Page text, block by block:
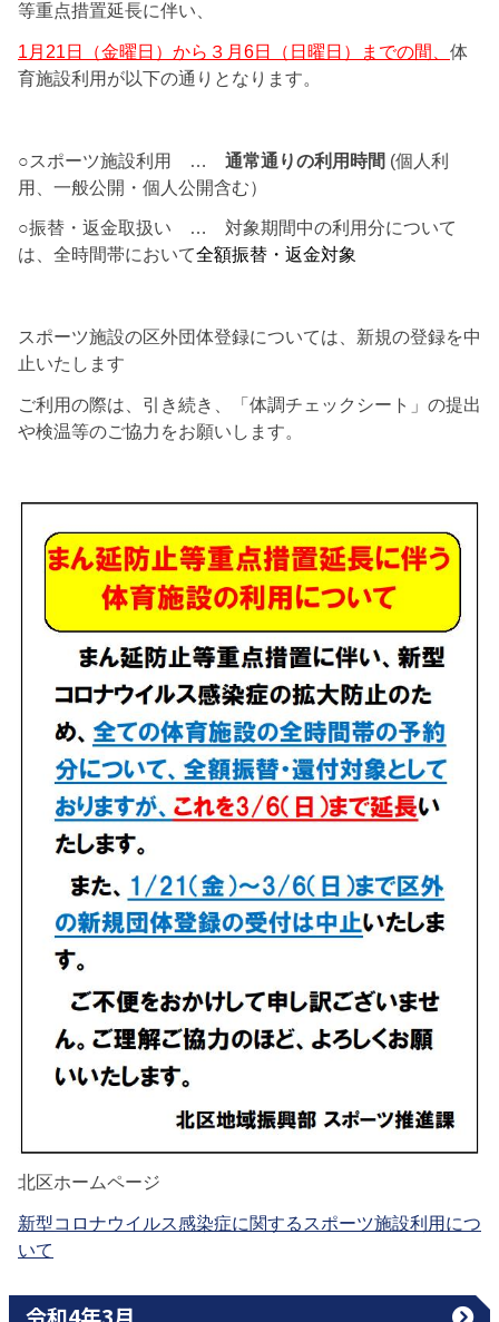
等重点措置延長に伴い、
1月21日（金曜日）から３月6日（日曜日）までの間、 体
育施設利用が以下の通りとなります。
○スポーツ施設利用 … 通常通りの利用時間 (個人利
用、一般公開・個人公開含む）
○振替・返金取扱い … 対象期間中の利用分について
は、全時間帯において全額振替・返金対象
スポーツ施設の区外団体登録については、新規の登録を中
止いたします
ご利用の際は、引き続き、「体調チェックシート」の提出
や検温等のご協力をお願いします。
北区ホームページ
新型コロナウイルス感染症に関するスポーツ施設利用につ
いて